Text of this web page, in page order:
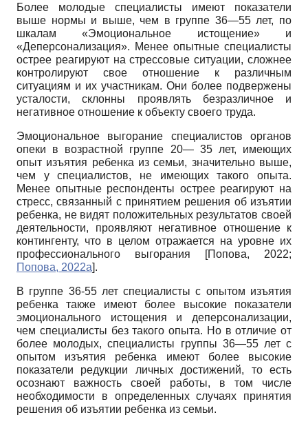
Более молодые специалисты имеют показатели
выше нормы и выше, чем в группе 36—55 лет, по
шкалам «Эмоциональное истощение» и
«Деперсонализация». Менее опытные специалисты
острее реагируют на стрессовые ситуации, сложнее
контролируют свое отношение к различным
ситуациям и их участникам. Они более подвержены
усталости, склонны проявлять безразличное и
негативное отношение к объекту своего труда.
Эмоциональное выгорание специалистов органов
опеки в возрастной группе 20— 35 лет, имеющих
опыт изъятия ребенка из семьи, значительно выше,
чем у специалистов, не имеющих такого опыта.
Менее опытные респонденты острее реагируют на
стресс, связанный с принятием решения об изъятии
ребенка, не видят положительных результатов своей
деятельности, проявляют негативное отношение к
контингенту, что в целом отражается на уровне их
профессионального выгорания
[Попова, 2022;
Попова, 2022а].
В группе 36-55 лет специалисты с опытом изъятия
ребенка также имеют более высокие показатели
эмоционального истощения и деперсонализации,
чем специалисты без такого опыта. Но в отличие от
более молодых, специалисты группы 36—55 лет с
опытом изъятия ребенка имеют более высокие
показатели редукции личных достижений, то есть
осознают важность своей работы, в том числе
необходимости в определенных случаях принятия
решения об изъятии ребенка из семьи.